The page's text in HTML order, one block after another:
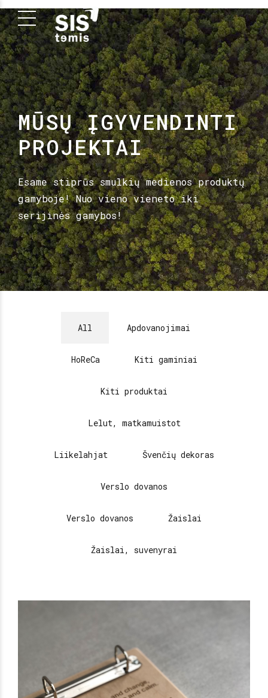
MŪSŲ ĮGYVENDINTI
PROJEKTAI
Esame stiprūs smulkių medienos produktų
gamyboje! Nuo vieno vieneto iki
serijinės gamybos!
All Apdovanojimai
HoReCa Kiti gaminiai
Kiti produktai
Lelut, matkamuistot
Liikelahjat Švenčių dekoras
Verslo dovanos
Verslo dovanos Žaislai
Žaislai, suvenyrai